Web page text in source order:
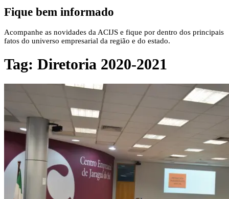
Fique bem informado
Acompanhe as novidades da ACIJS e fique por dentro dos principais
fatos do universo empresarial da região e do estado.
Tag: Diretoria 2020-2021